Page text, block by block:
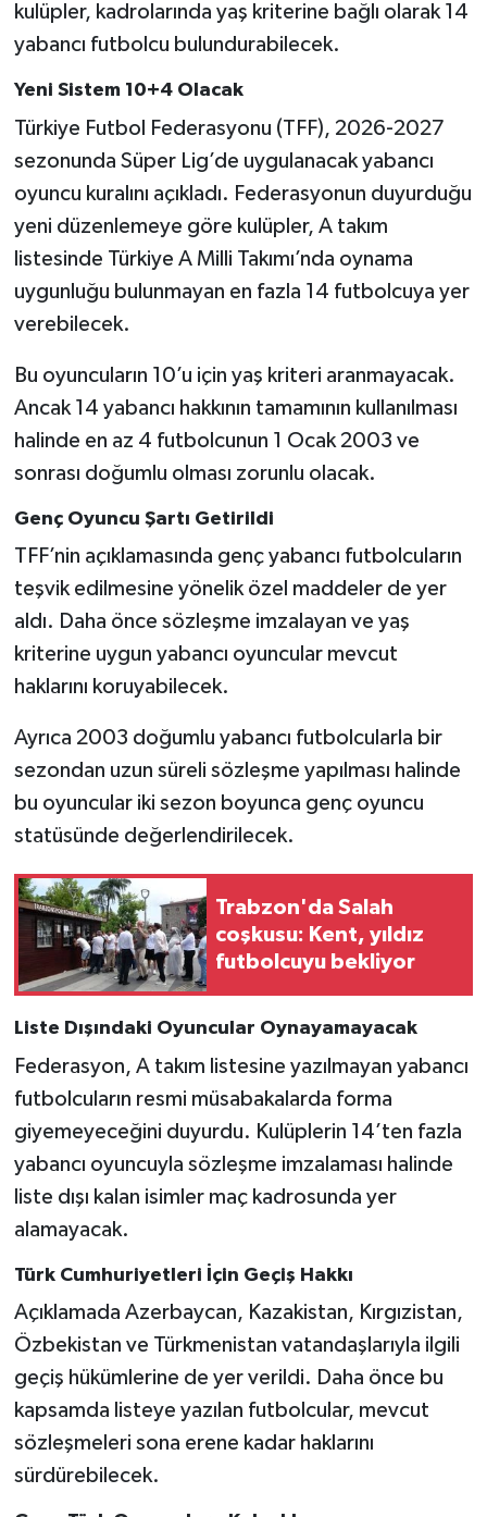
kulüpler, kadrolarında yaş kriterine bağlı olarak 14
yabancı futbolcu bulundurabilecek.
Yeni Sistem 10+4 Olacak
Türkiye Futbol Federasyonu (TFF), 2026-2027
sezonunda Süper Lig’de uygulanacak yabancı
oyuncu kuralını açıkladı. Federasyonun duyurduğu
yeni düzenlemeye göre kulüpler, A takım
listesinde Türkiye A Milli Takımı’nda oynama
uygunluğu bulunmayan en fazla 14 futbolcuya yer
verebilecek.
Bu oyuncuların 10’u için yaş kriteri aranmayacak.
Ancak 14 yabancı hakkının tamamının kullanılması
halinde en az 4 futbolcunun 1 Ocak 2003 ve
sonrası doğumlu olması zorunlu olacak.
Genç Oyuncu Şartı Getirildi
TFF’nin açıklamasında genç yabancı futbolcuların
teşvik edilmesine yönelik özel maddeler de yer
aldı. Daha önce sözleşme imzalayan ve yaş
kriterine uygun yabancı oyuncular mevcut
haklarını koruyabilecek.
Ayrıca 2003 doğumlu yabancı futbolcularla bir
sezondan uzun süreli sözleşme yapılması halinde
bu oyuncular iki sezon boyunca genç oyuncu
statüsünde değerlendirilecek.
Trabzon'da Salah
coşkusu: Kent, yıldız
futbolcuyu bekliyor
Liste Dışındaki Oyuncular Oynayamayacak
Federasyon, A takım listesine yazılmayan yabancı
futbolcuların resmi müsabakalarda forma
giyemeyeceğini duyurdu. Kulüplerin 14’ten fazla
yabancı oyuncuyla sözleşme imzalaması halinde
liste dışı kalan isimler maç kadrosunda yer
alamayacak.
Türk Cumhuriyetleri İçin Geçiş Hakkı
Açıklamada Azerbaycan, Kazakistan, Kırgızistan,
Özbekistan ve Türkmenistan vatandaşlarıyla ilgili
geçiş hükümlerine de yer verildi. Daha önce bu
kapsamda listeye yazılan futbolcular, mevcut
sözleşmeleri sona erene kadar haklarını
sürdürebilecek.